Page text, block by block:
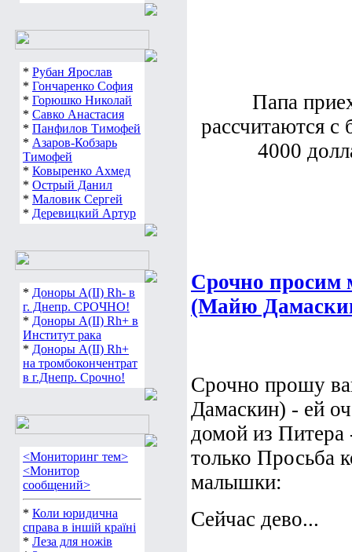
* Рубан Ярослав
* Гончаренко София
* Горюшко Николай
* Савко Анастасия
* Панфилов Тимофей
* Азаров-Кобзарь
Тимофей
* Ковыренко Ахмед
* Острый Данил
* Маловик Сергей
* Деревицкий Артур
* Доноры А(ІІ) Rh- в
г. Днепр. СРОЧНО!
* Доноры А(ІІ) Rh+ в
Институт рака
* Доноры А(ІІ) Rh+
на тромбокончентрат
в г.Днепр. Срочно!
<Мониторинг тем>
<Монитор
сообщений>
* Коли юридична
справа в іншій країні
* Леза для ножів
Папа
рассчитаются
4000
Срочно просим
(Майю
Срочно прошу
Дамаскин) - ей
домой из Питера
только Просьба
малышки:
Сейчас дево...